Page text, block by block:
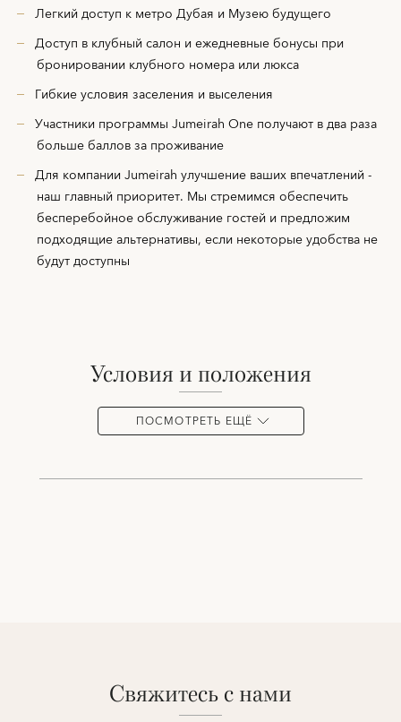
Легкий доступ к метро Дубая и Музею будущего
Доступ в клубный салон и ежедневные бонусы при
бронировании клубного номера или люкса
Гибкие условия заселения и выселения
Участники программы Jumeirah One получают в два раза
больше баллов за проживание
Для компании Jumeirah улучшение ваших впечатлений -
наш главный приоритет. Мы стремимся обеспечить
бесперебойное обслуживание гостей и предложим
подходящие альтернативы, если некоторые удобства не
будут доступны
условия и положения
ПОСМОТРЕТЬ ЕЩЁ
свяжитесь с нами